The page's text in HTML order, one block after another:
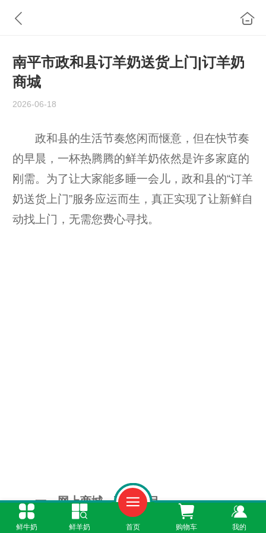
南平市政和县订羊奶送货上门|订羊奶
商城
2026-06-18
政和县的生活节奏悠闲而惬意，但在快节奏
的早晨，一杯热腾腾的鲜羊奶依然是许多家庭的
刚需。为了让大家能多睡一会儿，政和县的“订羊
奶送货上门”服务应运而生，真正实现了让新鲜自
动找上门，无需您费心寻找。
一、网上商城，琳琅满目
鲜牛奶 鲜羊奶 首页 购物车 我的